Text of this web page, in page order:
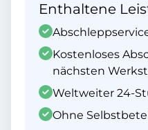
Enthaltene
Kostenloses
nächsten
Weltweiter 24-
Ohne